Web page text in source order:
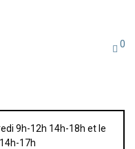
0
9h-12h 14h-18h et le
17h